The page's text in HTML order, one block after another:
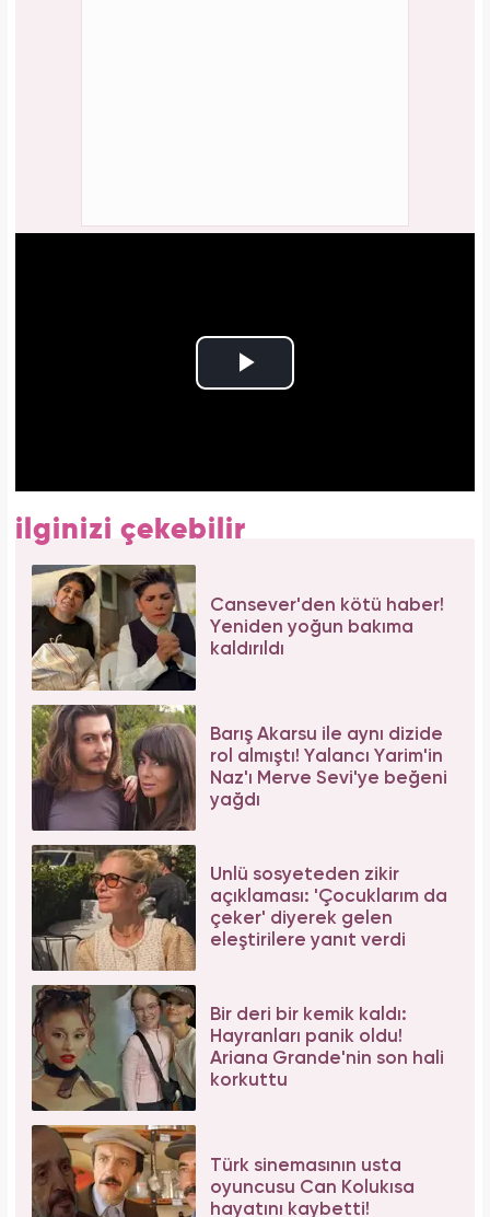
ilginizi çekebilir
Cansever'den kötü haber!
Yeniden yoğun bakıma
kaldırıldı
Barış Akarsu ile aynı dizide
rol almıştı! Yalancı Yarim'in
Naz'ı Merve Sevi'ye beğeni
yağdı
Ünlü sosyeteden zikir
açıklaması: 'Çocuklarım da
çeker' diyerek gelen
eleştirilere yanıt verdi
Bir deri bir kemik kaldı:
Hayranları panik oldu!
Ariana Grande'nin son hali
korkuttu
Türk sinemasının usta
oyuncusu Can Kolukısa
hayatını kaybetti!